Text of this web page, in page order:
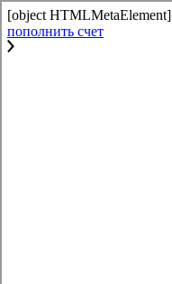
[object HTMLMetaElement]
пополнить счет